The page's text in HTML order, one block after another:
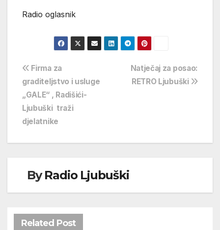
Radio oglasnik
Navigacija
objava
Natječaj za posao:
RETRO Ljubuški
Firma za
graditeljstvo i usluge
„GALE“ , Radišići-
Ljubuški traži
djelatnike
ByRadio Ljubuški
Related Post